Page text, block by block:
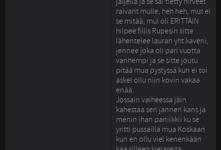
raivarit mulle, heh heh, mut ei
se mitää, mul oli ERITTÄIN
hilpee fiilis Rupesin sitte
lähentelee lauran yht kaverii,
jennee joka oli pari vuotta
vanhempi ja se sitte joutu
pitää mua pystyssä kun ei toi
askel ollu niin kovin vakaa
enää.
Jossain vaiheessa jäin
kahestaa sen jannen kans ja
menin ihan paniikkii ku se
yritti pussailla mua Koskaan
kun en ollu viel kenenkään